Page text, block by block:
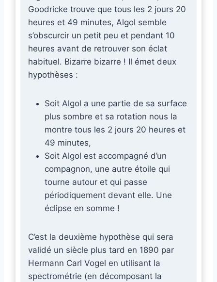
Goodricke trouve que tous les 2 jours 20
heures et 49 minutes, Algol semble
s’obscurcir un petit peu et pendant 10
heures avant de retrouver son éclat
habituel. Bizarre bizarre ! Il émet deux
hypothèses :
Soit Algol a une partie de sa surface
plus sombre et sa rotation nous la
montre tous les 2 jours 20 heures et
49 minutes,
Soit Algol est accompagné d’un
compagnon, une autre étoile qui
tourne autour et qui passe
périodiquement devant elle. Une
éclipse en somme !
C’est la deuxième hypothèse qui sera
validé un siècle plus tard en 1890 par
Hermann Carl Vogel en utilisant la
spectrométrie (en décomposant la